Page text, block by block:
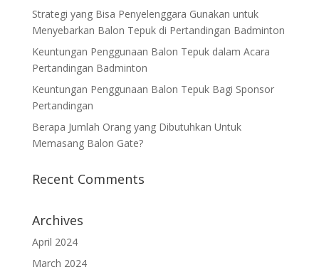
Strategi yang Bisa Penyelenggara Gunakan untuk
Menyebarkan Balon Tepuk di Pertandingan Badminton
Keuntungan Penggunaan Balon Tepuk dalam Acara
Pertandingan Badminton
Keuntungan Penggunaan Balon Tepuk Bagi Sponsor
Pertandingan
Berapa Jumlah Orang yang Dibutuhkan Untuk
Memasang Balon Gate?
Recent Comments
Archives
April 2024
March 2024